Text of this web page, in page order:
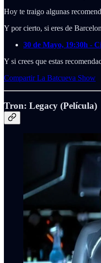
Hoy te traigo algunas
Y por cierto, si eres de
30 de Mayo, 19:30h -
Y si crees que estas
Compartir La Batcueva Show
Tron: Legacy (Película)